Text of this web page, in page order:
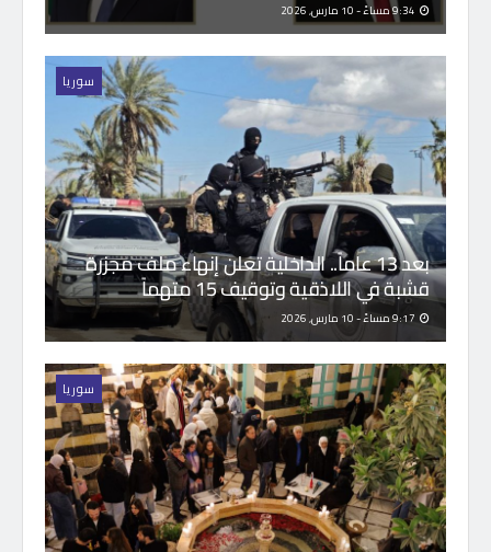
سوريا
بعد 13 عاماً.. الداخلية تعلن إنهاء ملف مجزرة
قشبة في اللاذقية وتوقيف 15 متهماً
9:17 مساءً - 10 مارس, 2026
سوريا